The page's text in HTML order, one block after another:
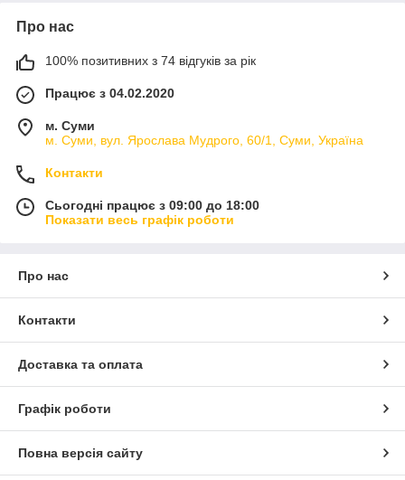
Про нас
100% позитивних з 74 відгуків за рік
Працює з 04.02.2020
м. Суми
м. Суми, вул. Ярослава Мудрого, 60/1, Суми, Україна
Контакти
Сьогодні працює з 09:00 до 18:00
Показати весь графік роботи
Про нас
Контакти
Доставка та оплата
Графік роботи
Повна версія сайту